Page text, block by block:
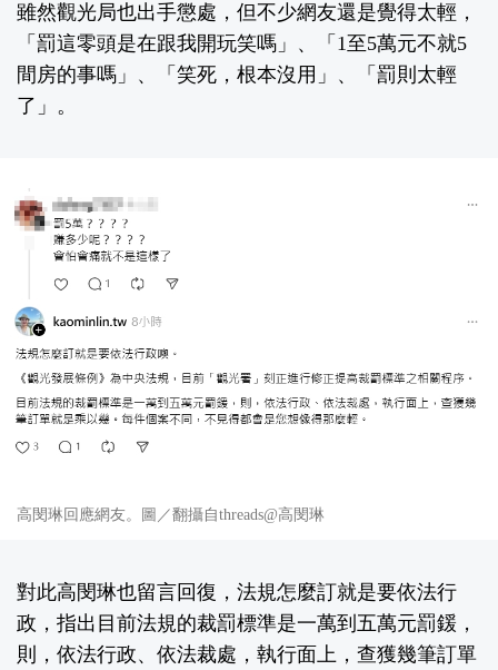
雖然觀光局也出手懲處，但不少網友還是覺得太輕，
「罰這零頭是在跟我開玩笑嗎」、「1至5萬元不就5
間房的事嗎」、「笑死，根本沒用」、「罰則太輕
了」。
高閔琳回應網友。圖／翻攝自threads@高閔琳
對此高閔琳也留言回復，法規怎麼訂就是要依法行
政，指出目前法規的裁罰標準是一萬到五萬元罰鍰，
則，依法行政、依法裁處，執行面上，查獲幾筆訂單